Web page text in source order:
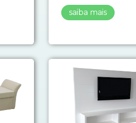
saiba mais